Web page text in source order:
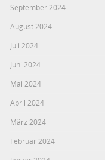
September 2024
August 2024
Juli 2024
Juni 2024
Mai 2024
April 2024
März 2024
Februar 2024